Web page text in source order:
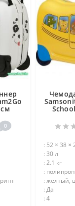
0
: 52 × 38 ×
: 30 л
: 2.1 кг
:
: желтый,
: Да
: 4